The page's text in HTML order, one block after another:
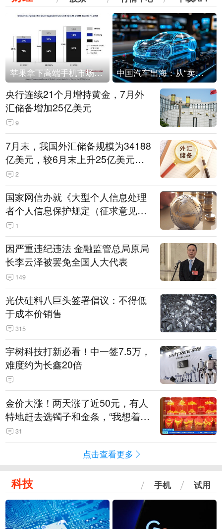
苹果拿下高端手机市场65%的份额：iPhone 17系列功不可没 中国汽车出海：从“卖出去”到“走进去”
央行连续21个月增持黄金，7月外
汇储备增加25亿美元
9
7月末，我国外汇储备规模为34188
亿美元，较6月末上升25亿美元，
升幅为0.07%
2
国家网信办就《大型个人信息处理
者个人信息保护规定（征求意见
稿）》公开征求意见
1
因严重违纪违法 金融监管总局原局
长李云泽被罢免全国人大代表
149
光伏硅料八巨头签署倡议：不得低
于成本价销售
315
宇树科技打新必看！中一签7.5万，
难度约为长鑫20倍
金价大涨！两天涨了近50元，有人
特地赶去选镯子和金条，“我想着买
起来可以保值，小批量进一些货”
31
点击查看更多
科技 手机 试用